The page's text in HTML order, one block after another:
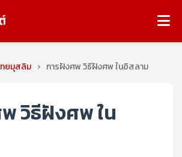
ทยมุสลิม › การฝังศพ วิธีฝังศพ ในอิสลาม
วิธีฝังศพ ใน